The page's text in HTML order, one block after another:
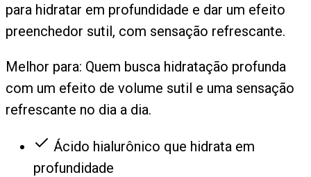
para hidratar em profundidade e dar um efeito
preenchedor sutil, com sensação refrescante.
Melhor para: Quem busca hidratação profunda
com um efeito de volume sutil e uma sensação
refrescante no dia a dia.
Ácido hialurônico que hidrata em
profundidade